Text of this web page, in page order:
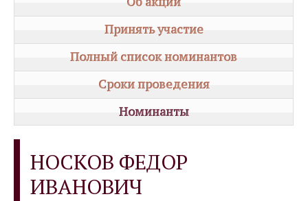
Принять участие
Полный список номинантов
Сроки проведения
Номинанты
НОСКОВ ФЕДОР
ИВАНОВИЧ